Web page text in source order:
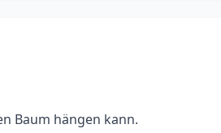
Baum hängen kann.